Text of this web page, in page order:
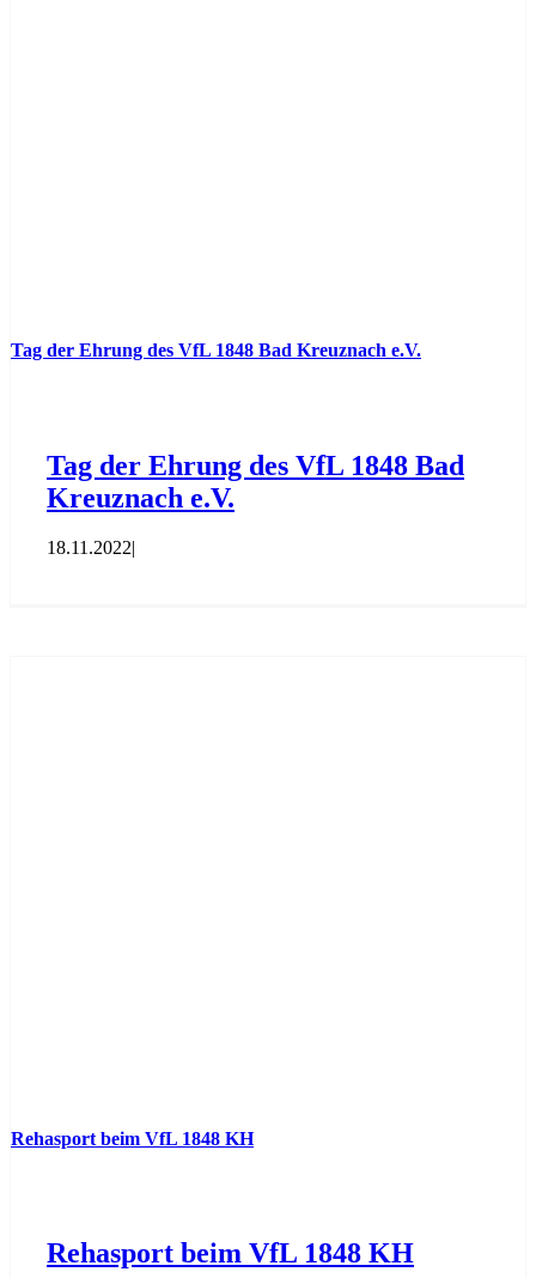
Tag der Ehrung des VfL 1848 Bad Kreuznach e.V.
Tag der Ehrung des VfL 1848 Bad
Kreuznach e.V.
18.11.2022
Rehasport beim VfL 1848 KH
Rehasport beim VfL 1848 KH